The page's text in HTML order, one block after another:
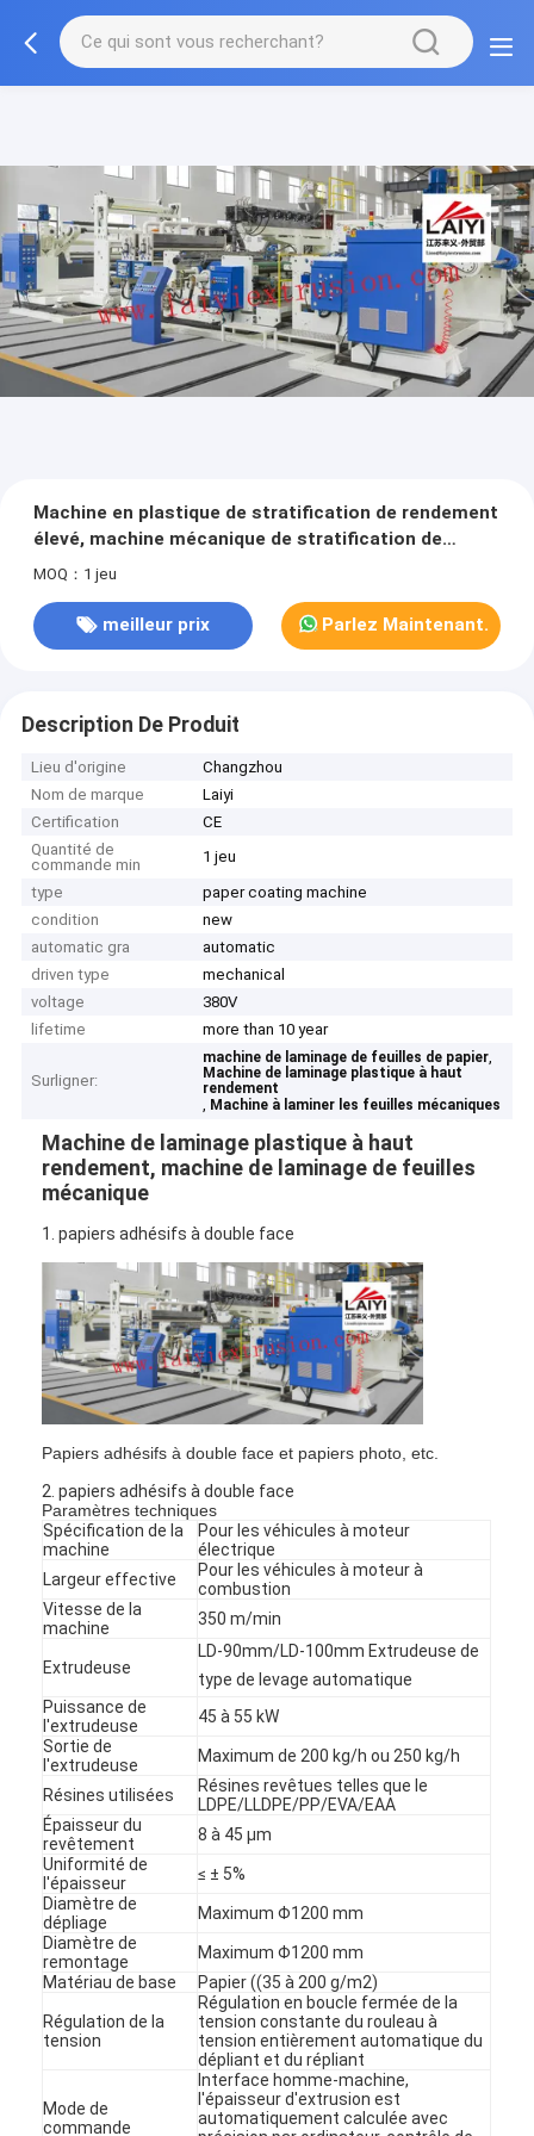
Machine en plastique de stratification de rendement
élevé, machine mécanique de stratification de
feuille
MOQ：1 jeu
meilleur prix Parlez Maintenant.
Description De Produit
Lieu d'origine
Changzhou
Nom de marque
Laiyi
Certification
CE
Quantité de
commande min
1 jeu
type
paper coating machine
condition
new
automatic gra
automatic
driven type
mechanical
voltage
380V
lifetime
more than 10 year
Surligner:
machine de laminage de feuilles de papier,
Machine de laminage plastique à haut
rendement
, Machine à laminer les feuilles mécaniques
Machine de laminage plastique à haut
rendement, machine de laminage de feuilles
mécanique
1. papiers adhésifs à double face
Papiers adhésifs à double face et papiers photo, etc.
2. papiers adhésifs à double face
Paramètres techniques
Spécification de la
machine
Pour les véhicules à moteur
électrique
Largeur effective
Pour les véhicules à moteur à
combustion
Vitesse de la
machine
350 m/min
Extrudeuse
LD-90mm/LD-100mm Extrudeuse de
type de levage automatique
Puissance de
l'extrudeuse
45 à 55 kW
Sortie de
l'extrudeuse
Maximum de 200 kg/h ou 250 kg/h
Résines utilisées
Résines revêtues telles que le
LDPE/LLDPE/PP/EVA/EAA
Épaisseur du
revêtement
8 à 45 μm
Uniformité de
l'épaisseur
≤ ± 5%
Diamètre de
dépliage
Maximum Φ1200 mm
Diamètre de
remontage
Maximum Φ1200 mm
Matériau de base
Papier ((35 à 200 g/m2)
Régulation de la
tension
Régulation en boucle fermée de la
tension constante du rouleau à
tension entièrement automatique du
dépliant et du répliant
Mode de
commande
Interface homme-machine,
l'épaisseur d'extrusion est
automatiquement calculée avec